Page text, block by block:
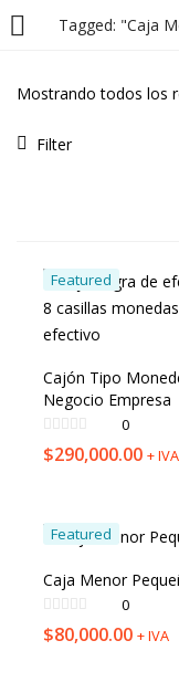
Tagged: "Caja
Remember me
Mostrando todos los
Filter
Featured
Cajón Tipo
Negocio Empresa
0
$290,000.00 + IVA
Featured
Caja Menor
0
$80,000.00 + IVA